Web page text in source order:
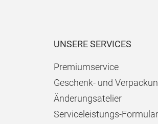
UNSERE SERVICES
Premiumservice
Geschenk- und
Änderungsatelier
Serviceleistungs-Formular